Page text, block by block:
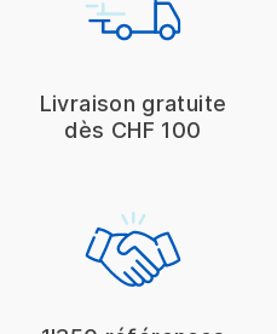
Livraison gratuite
dès CHF 100